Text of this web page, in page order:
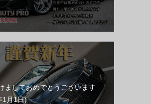
ましておめでとうございます
1月1日